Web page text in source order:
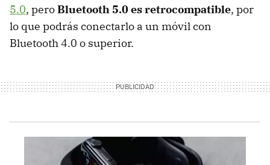
5.0, peroBluetooth 5.0 es retrocompatible, por
lo que podrás conectarlo a un móvil con
Bluetooth 4.0 o superior.